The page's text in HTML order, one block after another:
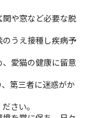
関や窓など必要な脱
のうえ接種し疾病予
愛猫の健康に留意
第三者に迷惑がか
さい。